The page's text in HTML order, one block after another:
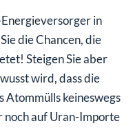
in
die Chancen, die
Steigen Sie aber
wird, dass die
Atommülls keineswegs
noch auf Uran-Importe